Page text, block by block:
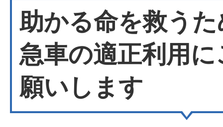
助かる命を救う
急車の適正利用
願いします